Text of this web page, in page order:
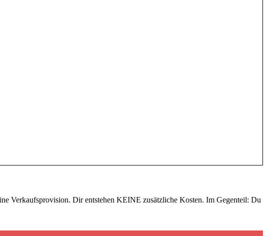
Verkaufsprovision. Dir entstehen KEINE zusätzliche Kosten. Im Gegenteil: Du